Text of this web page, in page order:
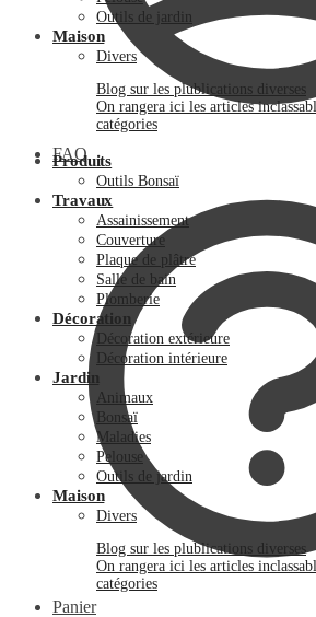
FAQ
Panier
Outils de jardin
Maison
Divers
Blog sur les plublications diverses
On rangera ici les articles
catégories
Produits
Outils Bonsaï
Travaux
Assainissement
Couverture
Plaque de plâtre
Salle de bain
Plomberie
Décoration
Décoration extérieure
Décoration intérieure
Jardin
Animaux
Bonsaï
Maladies
Pelouse
Outils de jardin
Maison
Divers
Blog sur les plublications diverses
On rangera ici les articles
catégories